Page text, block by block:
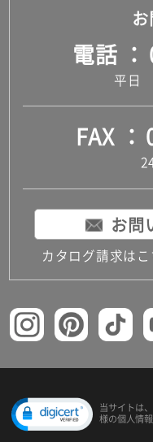
電話
平日
FAX
お問
カタログ請求はこ
当サイトは
様の個人情